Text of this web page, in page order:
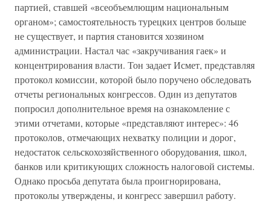
партией, ставшей «всеобъемлющим национальным
органом»; самостоятельность турецких центров больше
не существует, и партия становится хозяином
администрации. Настал час «закручивания гаек» и
концентрирования власти. Тон задает Исмет, представляя
протокол комиссии, которой было поручено обследовать
отчеты региональных конгрессов. Один из депутатов
попросил дополнительное время на ознакомление с
этими отчетами, которые «представляют интерес»: 46
протоколов, отмечающих нехватку полиции и дорог,
недостаток сельскохозяйственного оборудования, школ,
банков или критикующих сложность налоговой системы.
Однако просьба депутата была проигнорирована,
протоколы утверждены, и конгресс завершил работу.